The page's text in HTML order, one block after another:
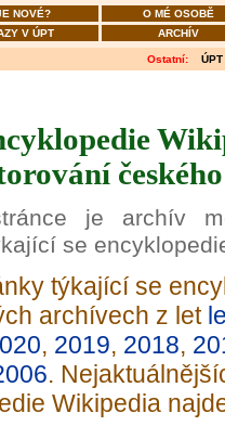
NOVÉ?
O MÉ OSOBĚ
V ÚPT ARCHÍV
Ostatní: ÚPT
je archív
se
týkající se
archívech z let
, 2019, 2018,
.
Wikipedia